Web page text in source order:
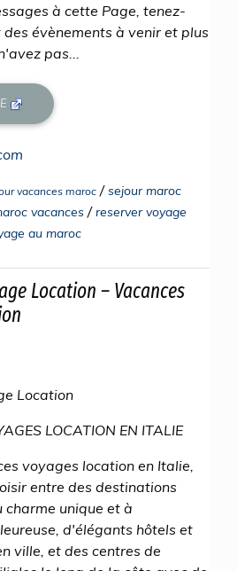
à cette Page, tenez-
évènements à venir et plus
pas...
vacances maroc /sejour maroc
vacances /reserver voyage
au maroc
Location – Vacances
Location
LOCATION EN ITALIE
voyages location en Italie,
entre des destinations
unique et à
d'élégants hôtels et
ville, et des centres de